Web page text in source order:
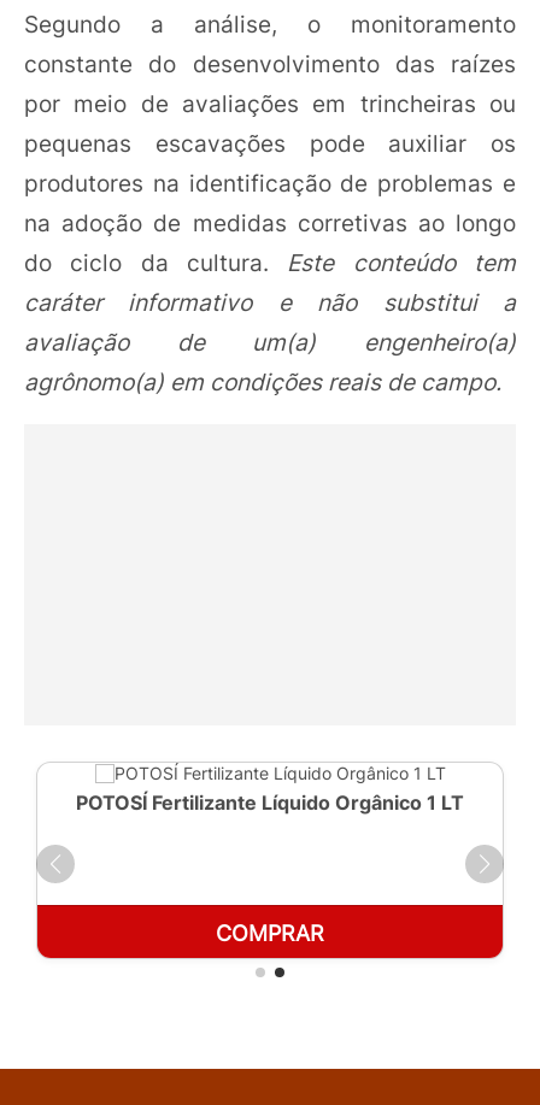
Segundo a análise, o monitoramento
constante do desenvolvimento das raízes
por meio de avaliações em trincheiras ou
pequenas escavações pode auxiliar os
produtores na identificação de problemas e
na adoção de medidas corretivas ao longo
do ciclo da cultura. Este conteúdo tem
caráter informativo e não substitui a
avaliação de um(a) engenheiro(a)
agrônomo(a) em condições reais de campo.
POTOSÍ Fertilizante Líquido Orgânico 1 LT
COMPRAR